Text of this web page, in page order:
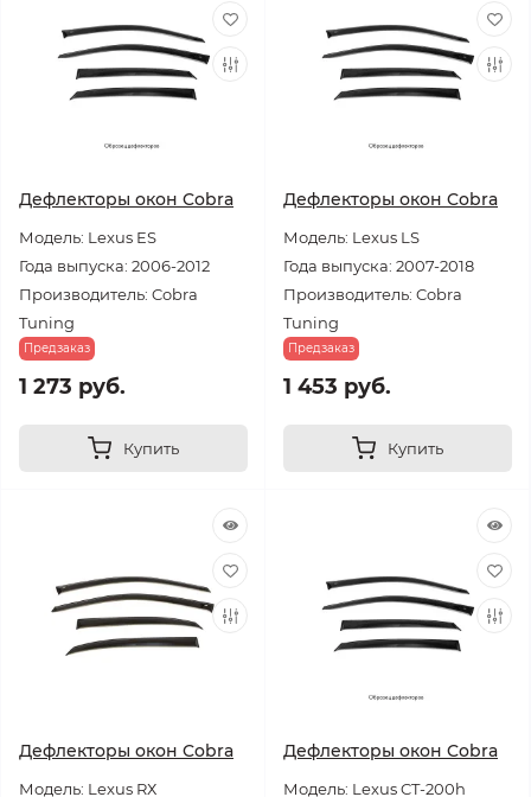
Дефлекторы окон Cobra
Модель: Lexus ES
Года выпуска: 2006-2012
Производитель: Cobra
Tuning
Предзаказ
1 273 руб.
Купить
Дефлекторы окон Cobra
Модель: Lexus LS
Года выпуска: 2007-2018
Производитель: Cobra
Tuning
Предзаказ
1 453 руб.
Купить
Дефлекторы окон Cobra
Модель: Lexus RХ
Дефлекторы окон Cobra
Модель: Lexus CT-200h